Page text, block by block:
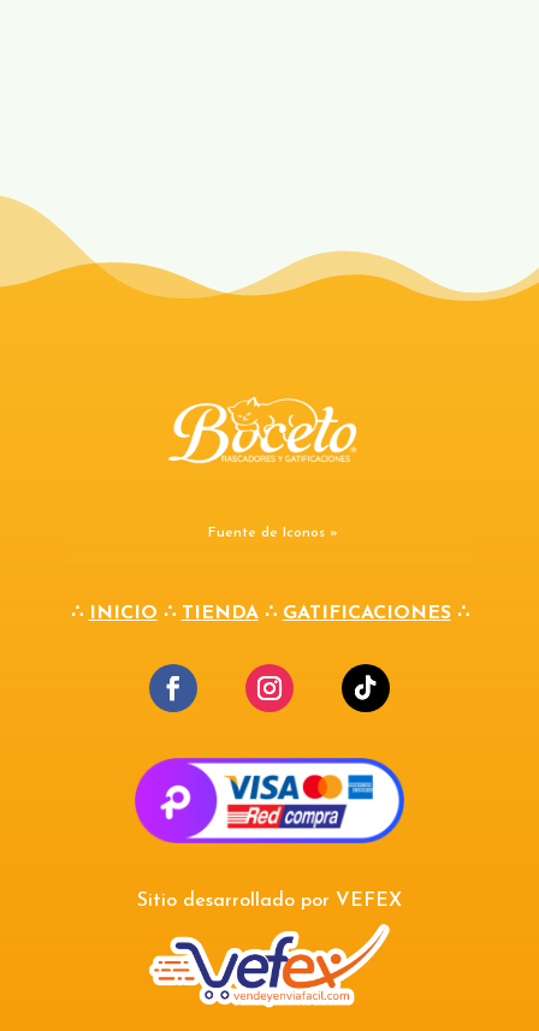
Fuente de Iconos »
∴ INICIO ∴ TIENDA∴ GATIFICACIONES∴
Sitio desarrollado por VEFEX